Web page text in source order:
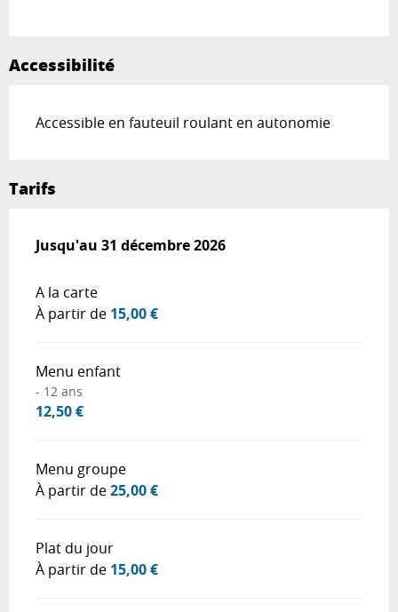
Accessibilité
Accessible en fauteuil roulant en autonomie
Tarifs
Du1 février 2026au31 décembre 2026
Jusqu'au 31 décembre 2026
A la carte
À partir de 15,00 €
Menu enfant
- 12 ans
12,50 €
Menu groupe
À partir de25,00 €
Plat du jour
À partir de 15,00 €